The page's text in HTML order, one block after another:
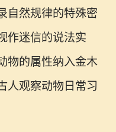
自然规律的特殊密
作迷信的说法实
物的属性纳入金木
人观察动物日常习